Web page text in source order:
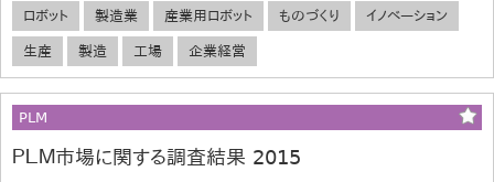
ロボット 製造業 産業用ロボット ものづくり イノベーション
生産 製造 工場 企業経営
PLM
ＰＬＭ市場に関する調査結果 2015